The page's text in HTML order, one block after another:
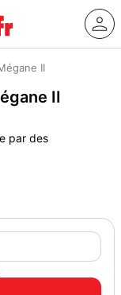
II
II
par des